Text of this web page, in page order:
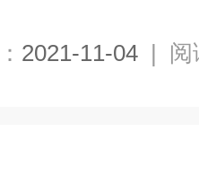
2021-11-04 | 阅